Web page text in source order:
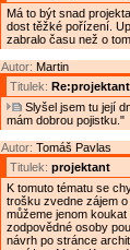
Má to být snad
dost těžké pořízení.
zabralo času než o
Autor: Martin
Titulek:
Slyšel jsem tu její
mám dobrou pojistku."
Autor: Tomáš Pavlas
Titulek: projektant
K tomuto tématu se
trošku zvedne zájem
můžeme jenom
zodpovědné osoby
návrh po stránce